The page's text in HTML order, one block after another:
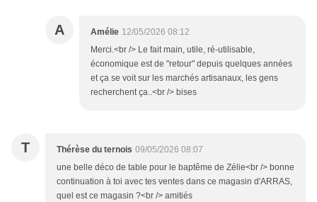
A Amélie 12/05/2026 08:12
Merci.<br /> Le fait main, utile, ré-utilisable,
économique est de "retour" depuis quelques années
et ça se voit sur les marchés artisanaux, les gens
recherchent ça..<br /> bises
T Thérèse du ternois 09/05/2026 08:07
une belle déco de table pour le baptême de Zélie<br /> bonne
continuation à toi avec tes ventes dans ce magasin d'ARRAS,
quel est ce magasin ?<br /> amitiés